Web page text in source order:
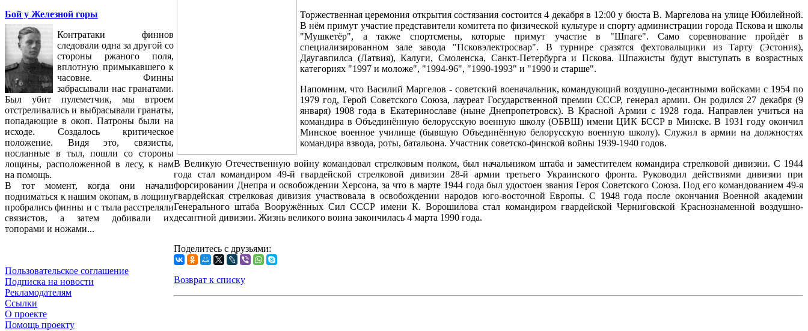
Бой у Железной горы
Контратаки финнов
следовали одна за другой со
стороны ржаного поля,
вплотную примыкавшего к
часовне. Финны
забрасывали нас гранатами.
Был убит пулеметчик, мы втроем
отстреливались и выбрасывали гранаты,
попадающие в окоп. Патроны были на
исходе. Создалось критическое
положение. Видя это, связисты,
посланные в тыл, пошли со стороны
лощины, расположенной в лесу, к нам
на помощь.
В тот момент, когда они начали
подниматься к нашим окопам, в лощину
пробрались финны и с тыла расстреляли
связистов, а затем добивали их
топорами и ножами...
Пользовательское соглашение
Подписка на новости
Рекламодателям
Ссылки
О проекте
Помощь проекту
Торжественная церемония открытия состязания состоится 4 декабря в 12:00 у бюста В. Маргелова на улице Юбилейной.
В нём примут участие представители комитета по физической культуре и спорту администрации города Пскова и школы
"Мушкетёр", а также спортсмены, которые примут участие в "Шпаге". Само соревнование пройдёт в
специализированном зале завода "Псковэлектросвар". В турнире сразятся фехтовальщики из Тарту (Эстония),
Даугавпилса (Латвия), Калуги, Смоленска, Санкт-Петербурга и Пскова. Шпажисты будут выступать в возрастных
категориях "1997 и моложе", "1994-96", "1990-1993" и "1990 и старше".
Напомним, что Василий Маргелов - советский военачальник, командующий воздушно-десантными войсками с 1954 по
1979 год, Герой Советского Союза, лауреат Государственной премии СССР, генерал армии. Он родился 27 декабря (9
января) 1908 года в Екатеринославе (ныне Днепропетровск). В Красной Армии с 1928 года. Направлен учиться на
командира в Объединённую белорусскую военную школу (ОБВШ) имени ЦИК БССР в Минске. В 1931 году окончил
Минское военное училище (бывшую Объединённую белорусскую военную школу). Служил в армии на должностях
командира взвода, роты, батальона. Участник советско-финской войны 1939-1940 годов.
В Великую Отечественную войну командовал стрелковым полком, был начальником штаба и заместителем командира стрелковой дивизии. С 1944
года стал командиром 49-й гвардейской стрелковой дивизии 28-й армии третьего Украинского фронта. Руководил действиями дивизии при
форсировании Днепра и освобождении Херсона, за что в марте 1944 года был удостоен звания Героя Советского Союза. Под его командованием 49-я
гвардейская стрелковая дивизия участвовала в освобождении народов юго-восточной Европы. С 1948 года после окончания Военной академии
Генерального штаба Вооружённых Сил СССР имени К. Ворошилова стал командиром гвардейской Черниговской Краснознаменной воздушно-
десантной дивизии. Жизнь великого воина закончилась 4 марта 1990 года.
Поделитесь с друзьями:
Возврат к списку